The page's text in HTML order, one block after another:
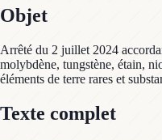
Objet
Arrêté du 2 juillet 2024
molybdène, tungstène, étain,
éléments de terre rares et
Texte complet